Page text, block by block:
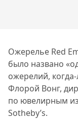
Ожерелье Red
было названо
ожерелий,
Флорой Вонг,
по ювелирным
Sotheby’s.